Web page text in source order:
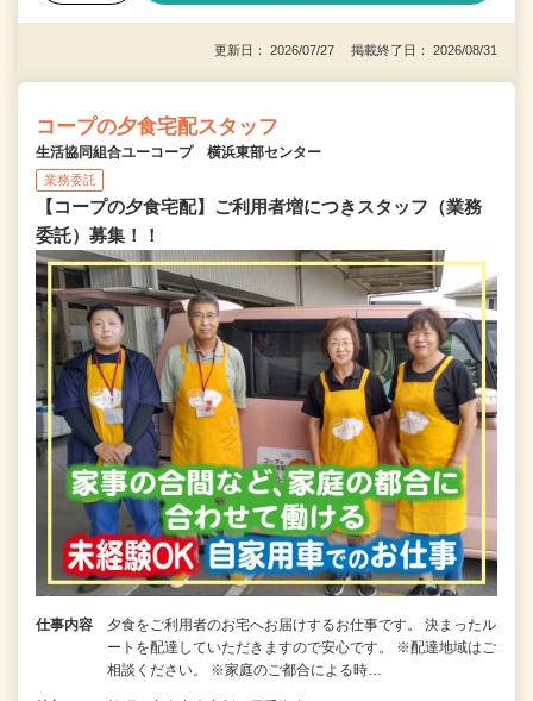
更新日： 2026/07/27 掲載終了日： 2026/08/31
コープの夕食宅配スタッフ
生活協同組合ユーコープ 横浜東部センター
業務委託
【コープの夕食宅配】ご利用者増につきスタッフ（業務
委託）募集！！
仕事内容
夕食をご利用者のお宅へお届けするお仕事です。 決まったル
ートを配達していただきますので安心です。 ※配達地域はご
相談ください。 ※家庭のご都合による時…